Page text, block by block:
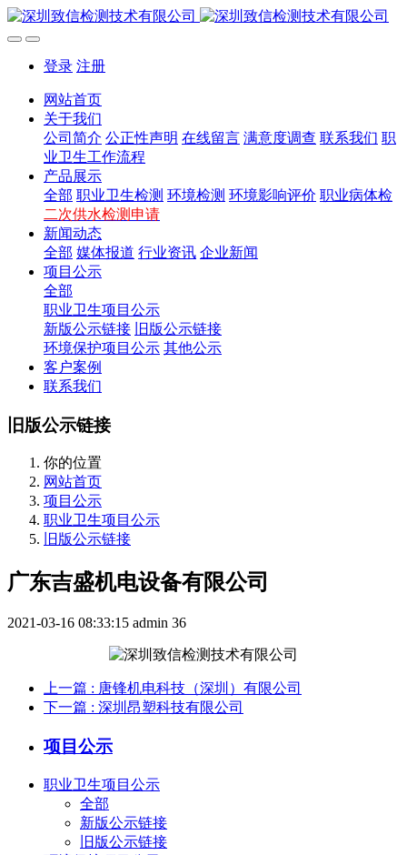
登录 注册
网站首页
关于我们
公司简介 公正性声明 在线留言 满意度调查 联系我们 职
业卫生工作流程
产品展示
全部 职业卫生检测 环境检测 环境影响评价 职业病体检
二次供水检测申请
新闻动态
全部 媒体报道 行业资讯 企业新闻
项目公示
全部
职业卫生项目公示
新版公示链接
旧版公示链接
环境保护项目公示 其他公示
客户案例
联系我们
旧版公示链接
你的位置
网站首页
项目公示
职业卫生项目公示
旧版公示链接
广东吉盛机电设备有限公司
2021-03-16 08:33:15 admin 36
上一篇 : 唐锋机电科技（深圳）有限公司
下一篇 : 深圳昂塑科技有限公司
项目公示
职业卫生项目公示
全部
新版公示链接
旧版公示链接